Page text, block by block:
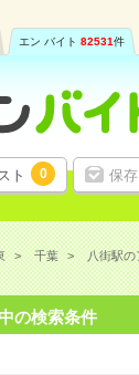
エン バイト 82531件
ト 0 保
千葉 八街駅の
の検索条件